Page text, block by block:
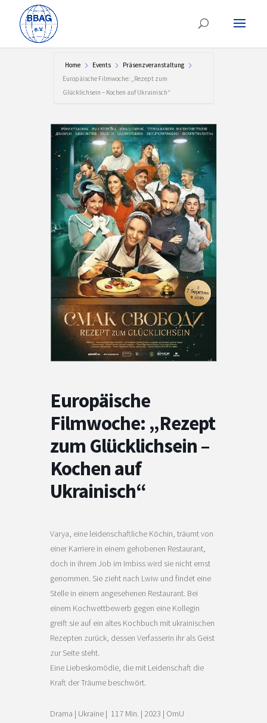
Home Events
Präsenzveranstaltung
Europäische Filmwoche: „Rezept zum
Glücklichsein – Kochen auf Ukrainisch“
Europäische
Filmwoche: „Rezept
zum Glücklichsein –
Kochen auf
Ukrainisch“
Varya, eine leidenschaftliche Köchin, träumt von
einer Karriere in einem gehobenen Restaurant,
doch in ihrem Job im Imbiss wird sie nicht ernst
genommen. Sie zieht nach Lwiw und findet eine
Stelle in einem angesehenen Restaurant. Bei
einem Kochwettbewerb gegen eine Kollegin
greift sie auf ein altes Kochbuch mit ukrainischen
Rezepten zurück, dessen Verfasserin ihr als Geist
zur Seite steht.
Eine Liebeskomödie, die mit Leidenschaft die
Kraft der Träume beschwört.
Drama | Ukraine | 117 Min. | 2023 | OmU